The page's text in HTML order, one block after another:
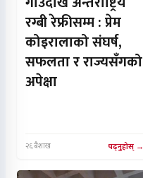
रग्बी रेफ्रीसम्म : प्रेम
कोइरालाको संघर्ष,
सफलता र राज्यसँगको
अपेक्षा
२६ बैशाख पढ्नुहोस्